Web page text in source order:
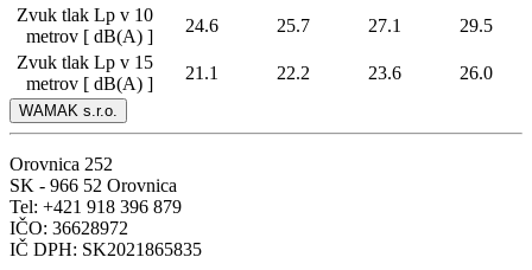
Zvuk tlak Lp v 10
metrov [ dB(A) ]
24.6 25.7 27.1
29.5
Zvuk tlak Lp v 15
metrov [ dB(A) ]
21.1 22.2 23.6 26.0
WAMAK s.r.o.
Orovnica 252
SK - 966 52 Orovnica
Tel: +421 918 396 879
IČO: 36628972
IČ DPH: SK2021865835